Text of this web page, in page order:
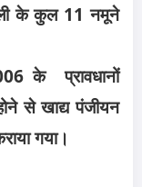
के कुल 11 नमूने
के प्रावधानों
से खाद्य पंजीयन
गया।